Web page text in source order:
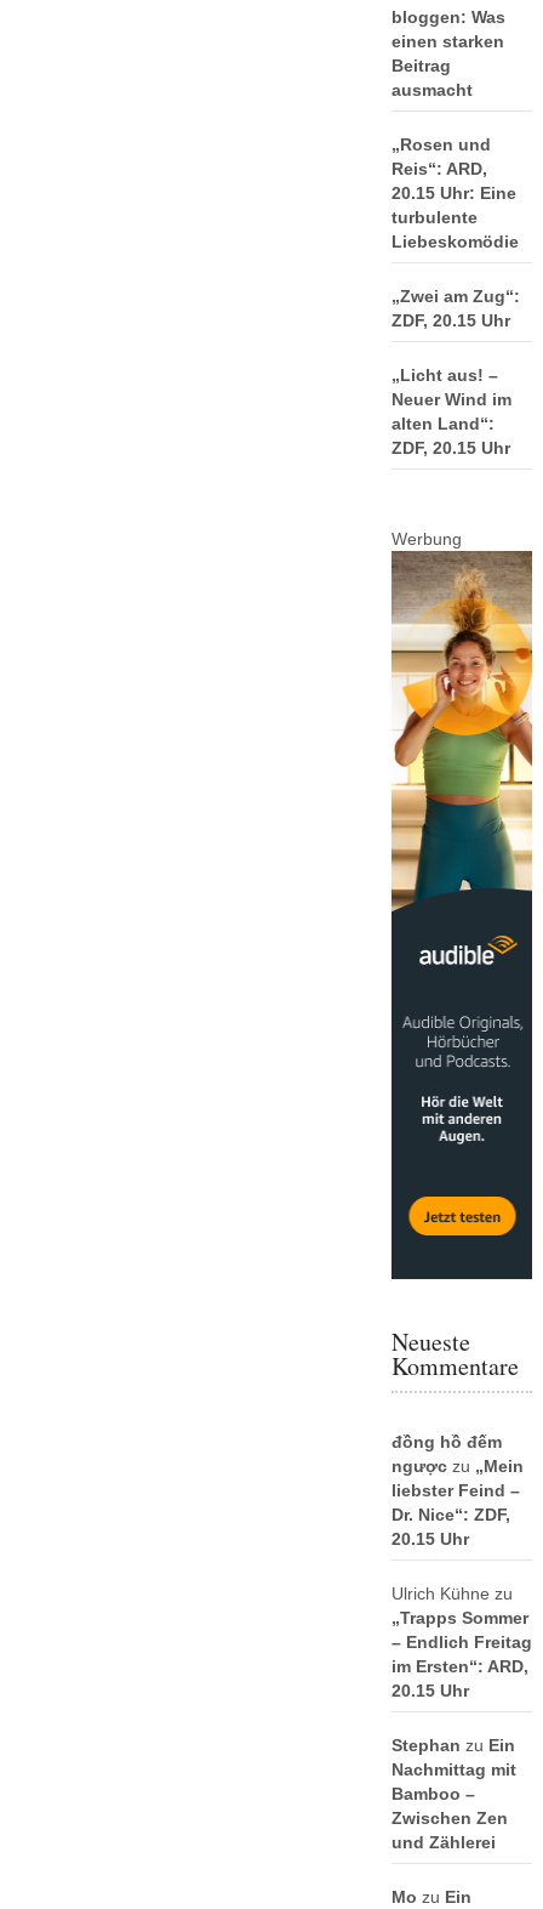
bloggen: Was
einen starken
Beitrag
ausmacht
„Rosen und
Reis“: ARD,
20.15 Uhr: Eine
turbulente
Liebeskomödie
„Zwei am Zug“:
ZDF, 20.15 Uhr
„Licht aus! –
Neuer Wind im
alten Land“:
ZDF, 20.15 Uhr
Werbung
Neueste
Kommentare
đồng hồ đếm
ngượczu „Mein
liebster Feind –
Dr. Nice“: ZDF,
20.15 Uhr
Ulrich Kühne zu
„Trapps Sommer
– Endlich Freitag
im Ersten“: ARD,
20.15 Uhr
Stephan zu Ein
Nachmittag mit
Bamboo –
Zwischen Zen
und Zählerei
Mo zu Ein